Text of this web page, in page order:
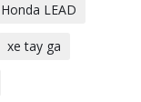
Honda LEAD
xe tay ga